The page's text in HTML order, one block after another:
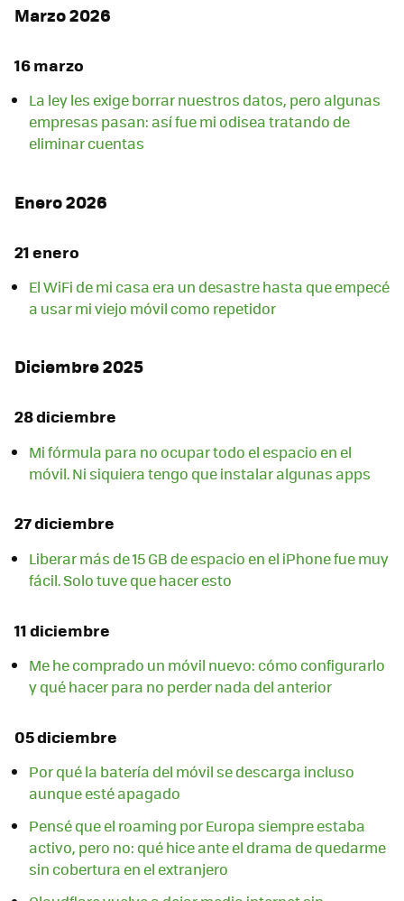
Marzo 2026
16 marzo
La ley les exige borrar nuestros datos, pero algunas
empresas pasan: así fue mi odisea tratando de
eliminar cuentas
Enero 2026
21 enero
El WiFi de mi casa era un desastre hasta que empecé
a usar mi viejo móvil como repetidor
Diciembre 2025
28 diciembre
Mi fórmula para no ocupar todo el espacio en el
móvil. Ni siquiera tengo que instalar algunas apps
27 diciembre
Liberar más de 15 GB de espacio en el iPhone fue muy
fácil. Solo tuve que hacer esto
11 diciembre
Me he comprado un móvil nuevo: cómo configurarlo
y qué hacer para no perder nada del anterior
05 diciembre
Por qué la batería del móvil se descarga incluso
aunque esté apagado
Pensé que el roaming por Europa siempre estaba
activo, pero no: qué hice ante el drama de quedarme
sin cobertura en el extranjero